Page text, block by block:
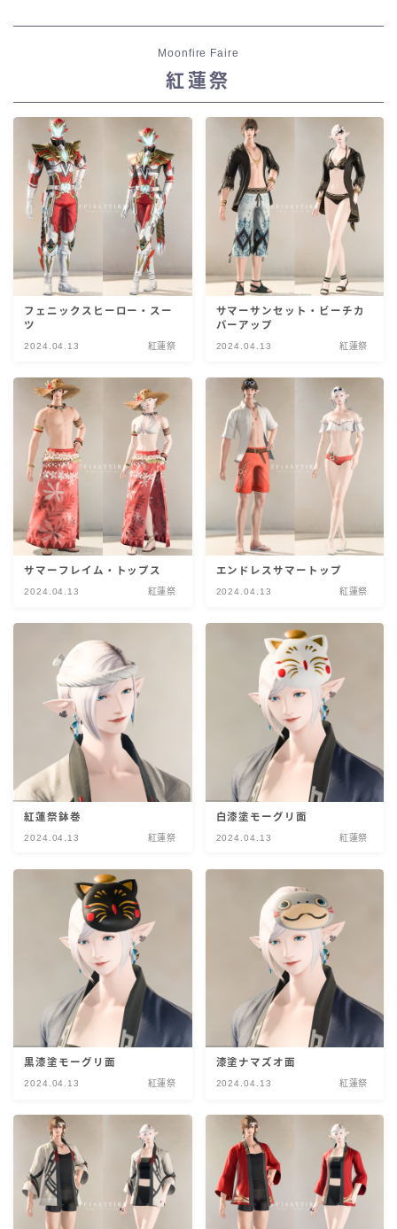
Moonfire Faire
紅蓮祭
フェニックスヒーロー・スー
ツ
2024.04.13 紅蓮祭
サマーサンセット・ビーチカ
バーアップ
2024.04.13 紅蓮祭
サマーフレイム・トップス
2024.04.13 紅蓮祭
エンドレスサマートップ
2024.04.13 紅蓮祭
紅蓮祭鉢巻
2024.04.13 紅蓮祭
白漆塗モーグリ面
2024.04.13 紅蓮祭
黒漆塗モーグリ面
2024.04.13 紅蓮祭
漆塗ナマズオ面
2024.04.13 紅蓮祭